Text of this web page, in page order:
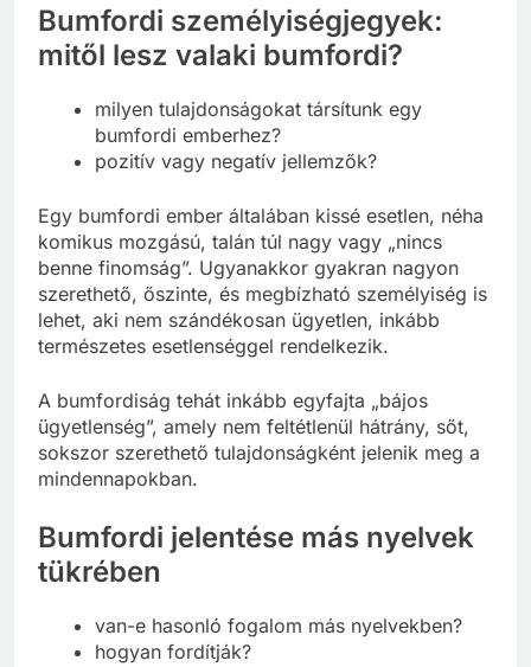
Bumfordi személyiségjegyek:
mitől lesz valaki bumfordi?
milyen tulajdonságokat társítunk egy
bumfordi emberhez?
pozitív vagy negatív jellemzők?
Egy bumfordi ember általában kissé esetlen, néha
komikus mozgású, talán túl nagy vagy „nincs
benne finomság”. Ugyanakkor gyakran nagyon
szerethető, őszinte, és megbízható személyiség is
lehet, aki nem szándékosan ügyetlen, inkább
természetes esetlenséggel rendelkezik.
A bumfordiság tehát inkább egyfajta „bájos
ügyetlenség”, amely nem feltétlenül hátrány, sőt,
sokszor szerethető tulajdonságként jelenik meg a
mindennapokban.
Bumfordi jelentése más nyelvek
tükrében
van-e hasonló fogalom más nyelvekben?
hogyan fordítják?